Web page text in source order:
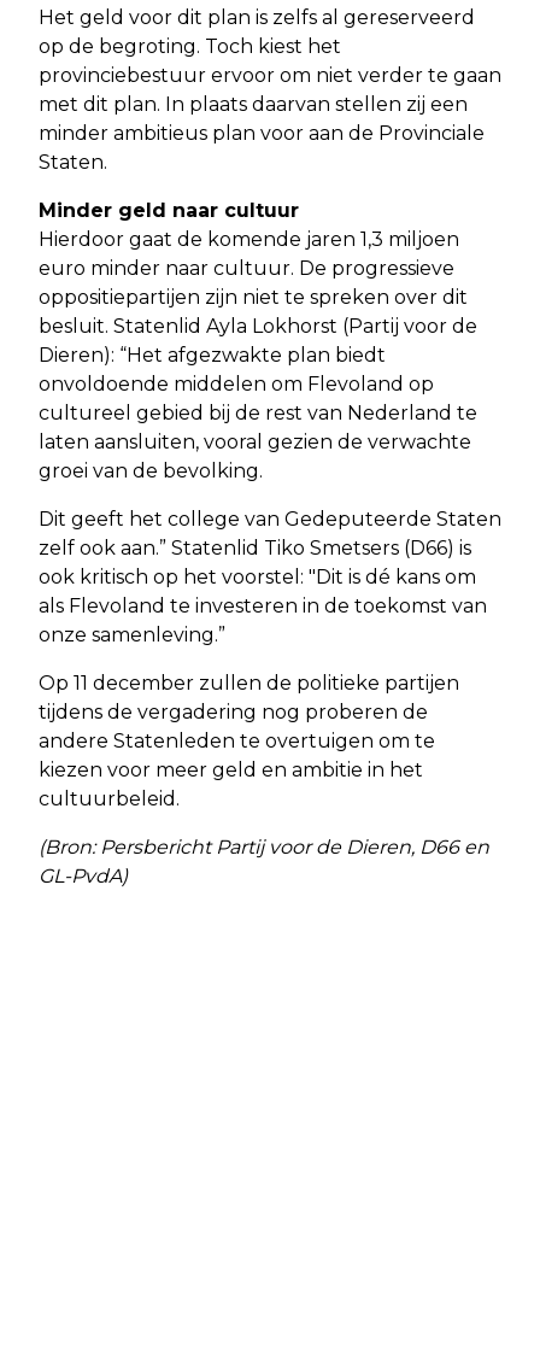
Het geld voor dit plan is zelfs al gereserveerd
op de begroting. Toch kiest het
provinciebestuur ervoor om niet verder te gaan
met dit plan. In plaats daarvan stellen zij een
minder ambitieus plan voor aan de Provinciale
Staten.
Minder geld naar cultuur
Hierdoor gaat de komende jaren 1,3 miljoen
euro minder naar cultuur. De progressieve
oppositiepartijen zijn niet te spreken over dit
besluit. Statenlid Ayla Lokhorst (Partij voor de
Dieren): “Het afgezwakte plan biedt
onvoldoende middelen om Flevoland op
cultureel gebied bij de rest van Nederland te
laten aansluiten, vooral gezien de verwachte
groei van de bevolking.
Dit geeft het college van Gedeputeerde Staten
zelf ook aan.” Statenlid Tiko Smetsers (D66) is
ook kritisch op het voorstel: "Dit is dé kans om
als Flevoland te investeren in de toekomst van
onze samenleving.”
Op 11 december zullen de politieke partijen
tijdens de vergadering nog proberen de
andere Statenleden te overtuigen om te
kiezen voor meer geld en ambitie in het
cultuurbeleid.
(Bron: Persbericht Partij voor de Dieren, D66 en
GL-PvdA)